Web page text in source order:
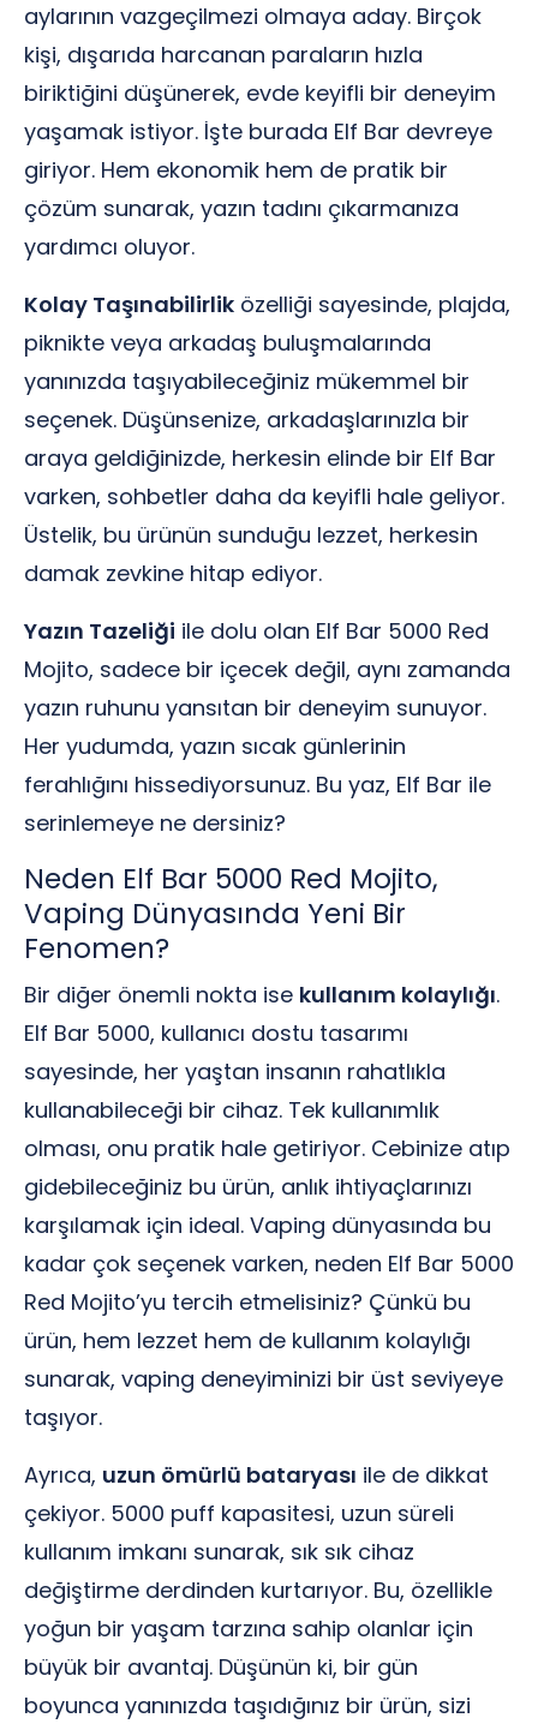
aylarının vazgeçilmezi olmaya aday. Birçok
kişi, dışarıda harcanan paraların hızla
biriktiğini düşünerek, evde keyifli bir deneyim
yaşamak istiyor. İşte burada Elf Bar devreye
giriyor. Hem ekonomik hem de pratik bir
çözüm sunarak, yazın tadını çıkarmanıza
yardımcı oluyor.
Kolay Taşınabilirlik özelliği sayesinde, plajda,
piknikte veya arkadaş buluşmalarında
yanınızda taşıyabileceğiniz mükemmel bir
seçenek. Düşünsenize, arkadaşlarınızla bir
araya geldiğinizde, herkesin elinde bir Elf Bar
varken, sohbetler daha da keyifli hale geliyor.
Üstelik, bu ürünün sunduğu lezzet, herkesin
damak zevkine hitap ediyor.
Yazın Tazeliği ile dolu olan Elf Bar 5000 Red
Mojito, sadece bir içecek değil, aynı zamanda
yazın ruhunu yansıtan bir deneyim sunuyor.
Her yudumda, yazın sıcak günlerinin
ferahlığını hissediyorsunuz. Bu yaz, Elf Bar ile
serinlemeye ne dersiniz?
Neden Elf Bar 5000 Red Mojito,
Vaping Dünyasında Yeni Bir
Fenomen?
Bir diğer önemli nokta ise kullanım kolaylığı.
Elf Bar 5000, kullanıcı dostu tasarımı
sayesinde, her yaştan insanın rahatlıkla
kullanabileceği bir cihaz. Tek kullanımlık
olması, onu pratik hale getiriyor. Cebinize atıp
gidebileceğiniz bu ürün, anlık ihtiyaçlarınızı
karşılamak için ideal. Vaping dünyasında bu
kadar çok seçenek varken, neden Elf Bar 5000
Red Mojito’yu tercih etmelisiniz? Çünkü bu
ürün, hem lezzet hem de kullanım kolaylığı
sunarak, vaping deneyiminizi bir üst seviyeye
taşıyor.
Ayrıca, uzun ömürlü bataryası ile de dikkat
çekiyor. 5000 puff kapasitesi, uzun süreli
kullanım imkanı sunarak, sık sık cihaz
değiştirme derdinden kurtarıyor. Bu, özellikle
yoğun bir yaşam tarzına sahip olanlar için
büyük bir avantaj. Düşünün ki, bir gün
boyunca yanınızda taşıdığınız bir ürün, sizi